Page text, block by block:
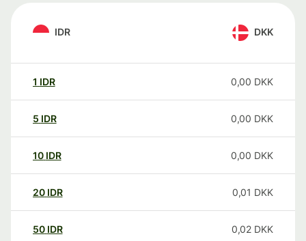
IDR DKK
1 IDR 0,00 DKK
5 IDR 0,00 DKK
10 IDR 0,00 DKK
20 IDR 0,01 DKK
50 IDR 0,02 DKK